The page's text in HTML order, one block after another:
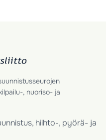
, nuoriso- ja
hiihto-, pyörä- ja